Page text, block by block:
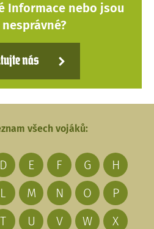
Informace nebo jsou
nás
všech vojáků:
D E F G
H
L M N O
P
T U V W
X